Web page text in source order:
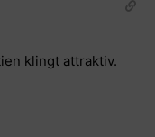
klingt attraktiv.